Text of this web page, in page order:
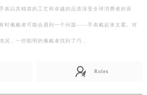
表以其精湛的工艺和卓越的品质深受全球消费者的喜
时佩戴者可能会遇到一个问题——手表戴起来太紧。对
况，一些聪明的佩戴者找到了巧…
Rolex